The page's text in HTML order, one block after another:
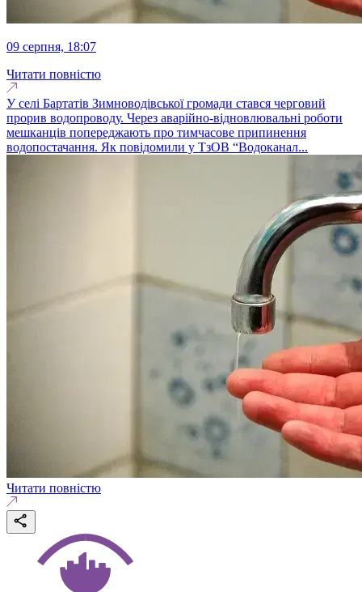
09 серпня, 18:07
Читати повністю
У селі Бартатів Зимноводівської громади стався черговий
прорив водопроводу. Через аварійно-відновлювальні роботи
мешканців попереджають про тимчасове припинення
водопостачання. Як повідомили у ТзОВ “Водоканал...
Читати повністю